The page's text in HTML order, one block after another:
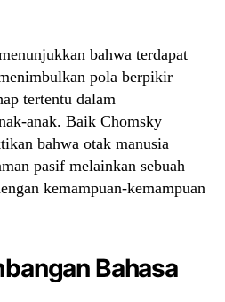
bahwa terdapat
pola berpikir
tertentu dalam
anak. Baik Chomsky
bahwa otak manusia
pasif melainkan sebuah
kemampuan-kemampuan
Bahasa